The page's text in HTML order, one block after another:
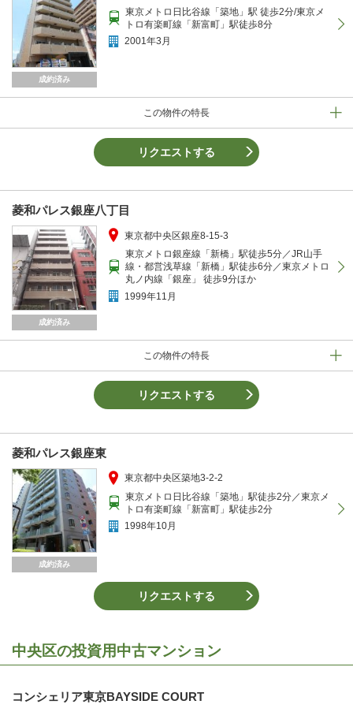
成約済み
この物件の特長
東京メトロ日比谷線「築地」駅 徒歩2分/東京メ
トロ有楽町線「新富町」駅徒歩8分
2001年3月
リクエストする
菱和パレス銀座八丁目
成約済み
この物件の特長
東京都中央区銀座8-15-3
東京メトロ銀座線「新橋」駅徒歩5分／JR山手
線・都営浅草線「新橋」駅徒歩6分／東京メトロ
丸ノ内線「銀座」 徒歩9分ほか
1999年11月
リクエストする
菱和パレス銀座東
成約済み
東京都中央区築地3-2-2
東京メトロ日比谷線「築地」駅徒歩2分／東京メ
トロ有楽町線「新富町」駅徒歩2分
1998年10月
リクエストする
中央区の投資用中古マンション
コンシェリア東京BAYSIDE COURT